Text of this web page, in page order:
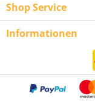
Shop Service
Informationen